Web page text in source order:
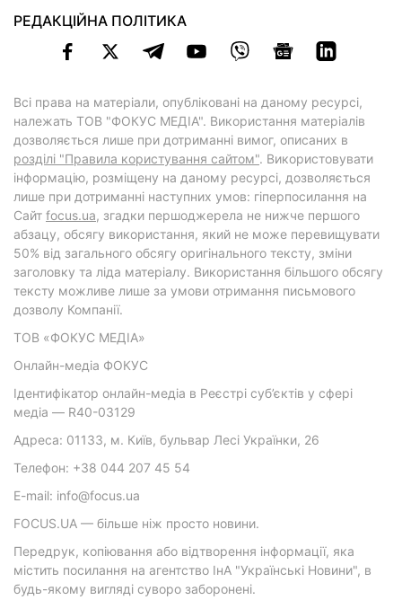
РЕДАКЦІЙНА ПОЛІТИКА
Всі права на матеріали, опубліковані на даному ресурсі,
належать ТОВ "ФОКУС МЕДІА". Використання матеріалів
дозволяється лише при дотриманні вимог, описаних в
розділі "Правила користування сайтом". Використовувати
інформацію, розміщену на даному ресурсі, дозволяється
лише при дотриманні наступних умов: гіперпосилання на
Cайт focus.ua, згадки першоджерела не нижче першого
абзацу, обсягу використання, який не може перевищувати
50% від загального обсягу оригінального тексту, зміни
заголовку та ліда матеріалу. Використання більшого обсягу
тексту можливе лише за умови отримання письмового
дозволу Компанії.
ТОВ «ФОКУС МЕДІА»
Онлайн-медіа ФОКУС
Ідентифікатор онлайн-медіа в Реєстрі суб’єктів у сфері
медіа — R40-03129
Адреса: 01133, м. Київ, бульвар Лесі Українки, 26
Телефон: +38 044 207 45 54
E-mail: info@focus.ua
FOCUS.UA — більше ніж просто новини.
Передрук, копіювання або відтворення інформації, яка
містить посилання на агентство ІнА "Українські Новини", в
будь-якому вигляді суворо заборонені.